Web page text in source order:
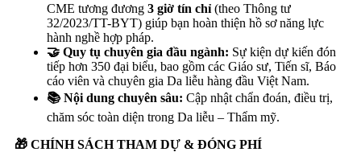
CME tương đương 3 giờ tín chỉ (theo Thông tư
32/2023/TT-BYT) giúp bạn hoàn thiện hồ sơ năng lực
hành nghề hợp pháp.
🤝 Quy tụ chuyên gia đầu ngành: Sự kiện dự kiến đón
tiếp hơn 350 đại biểu, bao gồm các Giáo sư, Tiến sĩ, Báo
cáo viên và chuyên gia Da liễu hàng đầu Việt Nam.
📚Nội dung chuyên sâu: Cập nhật chẩn đoán, điều trị,
chăm sóc toàn diện trong Da liễu – Thẩm mỹ.
🎁 CHÍNH SÁCH THAM DỰ & ĐÓNG PHÍ